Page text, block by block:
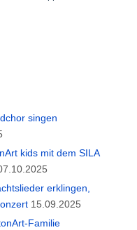
singen
kids mit dem SILA
erklingen,
15.09.2025
Familie